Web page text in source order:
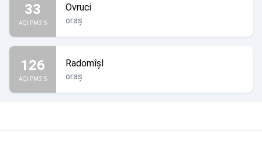
33
AQI PM2.5
Ovruci
oraș
126
AQI PM2.5
Radomîșl
oraș